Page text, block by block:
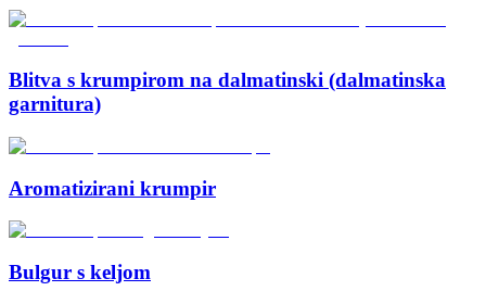
Blitva s krumpirom na dalmatinski (dalmatinska
garnitura)
Aromatizirani krumpir
Bulgur s keljom